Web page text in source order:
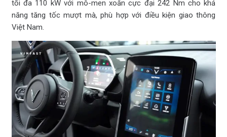
tối đa 110 kW với mô-men xoắn cực đại 242 Nm cho khả
năng tăng tốc mượt mà, phù hợp với điều kiện giao thông
Việt Nam.